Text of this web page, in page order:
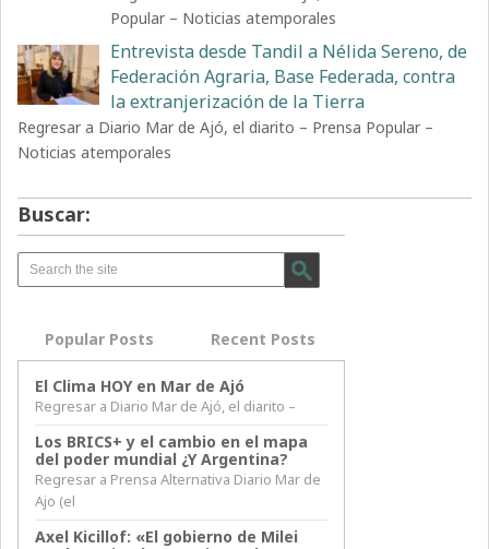
Popular – Noticias atemporales
Entrevista desde Tandil a Nélida Sereno, de
Federación Agraria, Base Federada, contra
la extranjerización de la Tierra
Regresar a Diario Mar de Ajó, el diarito – Prensa Popular –
Noticias atemporales
Buscar:
Popular Posts Recent Posts
El Clima HOY en Mar de Ajó
Regresar a Diario Mar de Ajó, el diarito –
Los BRICS+ y el cambio en el mapa
del poder mundial ¿Y Argentina?
Regresar a Prensa Alternativa Diario Mar de
Ajo (el
Axel Kicillof: «El gobierno de Milei